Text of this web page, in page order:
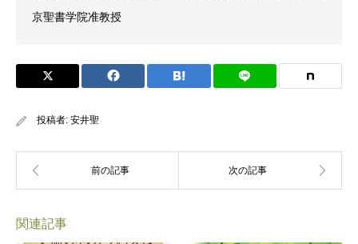
京聖書学院准教授
投稿者: 安井聖
関連記事